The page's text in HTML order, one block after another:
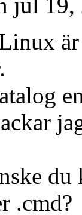
du
.cmd?